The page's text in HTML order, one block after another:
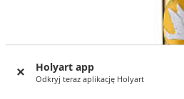
Holyart app
Odkryj teraz aplikację Holyart